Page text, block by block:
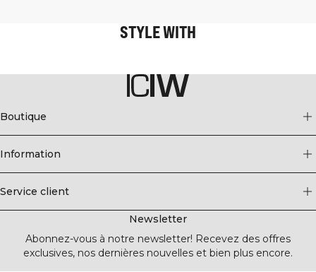
STYLE WITH
Boutique
Information
Service client
Newsletter
Abonnez-vous à notre newsletter! Recevez des offres
exclusives, nos dernières nouvelles et bien plus encore.